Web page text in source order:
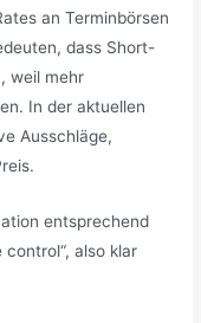
an Terminbörsen
dass Short-
weil mehr
In der aktuellen
Ausschläge,
entsprechend
also klar